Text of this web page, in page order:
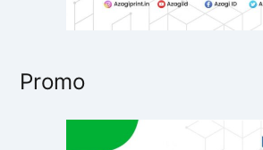
Promo